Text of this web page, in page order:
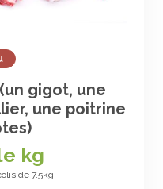
gigot, une
une poitrine
kg
de 7.5kg